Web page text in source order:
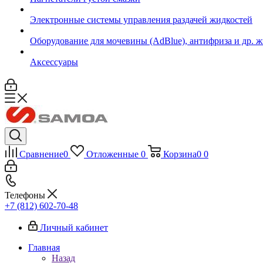
Электронные системы управления раздачей жидкостей
Оборудование для мочевины (AdBlue), антифриза и др.
Аксессуары
Сравнение0 Отложенные 0 Корзина0 0
Телефоны
+7 (812) 602-70-48
Личный кабинет
Главная
Назад